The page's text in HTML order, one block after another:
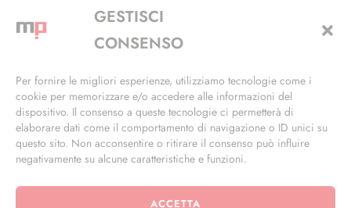
GESTISCI
CONSENSO
Per fornire le migliori esperienze, utilizziamo tecnologie come i
cookie per memorizzare e/o accedere alle informazioni del
dispositivo. Il consenso a queste tecnologie ci permetterà di
elaborare dati come il comportamento di navigazione o ID unici su
questo sito. Non acconsentire o ritirare il consenso può influire
negativamente su alcune caratteristiche e funzioni.
ACCETTA
Via Alfieri, 27 - Trezzano Sul Naviglio (MI)
+39 02 4846 3155
info@masterphil.it